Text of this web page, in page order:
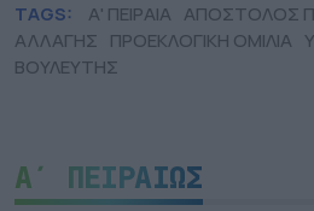
TAGS: Α' ΠΕΙΡΑΙΑ ΑΠΟΣΤΟΛΟΣ
ΑΛΛΑΓΗΣ ΠΡΟΕΚΛΟΓΙΚΗ ΟΜΙΛΙΑ
ΒΟΥΛΕΥΤΗΣ
Α΄ ΠΕΙΡΑΙΩΣ